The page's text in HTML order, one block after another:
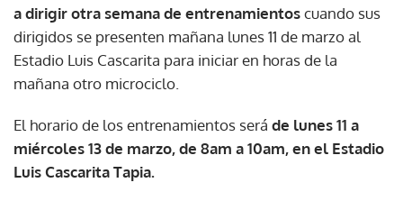
a dirigir otra semana de entrenamientoscuando sus
dirigidos se presenten mañana lunes 11 de marzo al
Estadio Luis Cascarita para iniciar en horas de la
mañana otro microciclo.
El horario de los entrenamientos será de lunes 11 a
miércoles 13 de marzo, de 8am a 10am, en el Estadio
Luis Cascarita Tapia.